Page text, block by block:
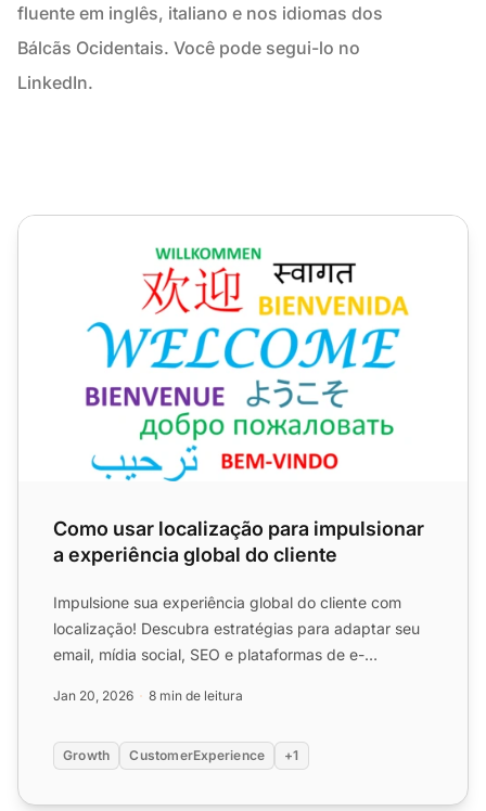
fluente em inglês, italiano e nos idiomas dos
Bálcãs Ocidentais. Você pode segui-lo no
LinkedIn.
Como usar localização para impulsionar a experiência
Como usar localização para impulsionar
a experiência global do cliente
Impulsione sua experiência global do cliente com
localização! Descubra estratégias para adaptar seu
email, mídia social, SEO e plataformas de e-
Jan 20, 2026 8 min de leitura
Growth CustomerExperience +1